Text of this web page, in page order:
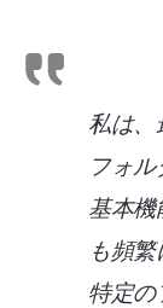
私は、
フォ
基本機
も頻繁
特定の